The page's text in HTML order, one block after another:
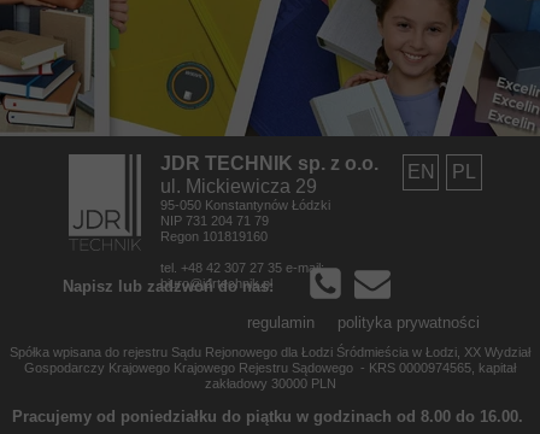
regulamin polityka prywatności
Napisz lub zadzwoń do nas:
EN PL
Spółka wpisana do rejestru Sądu Rejonowego dla Łodzi Śródmieścia w Łodzi, XX Wydział
Gospodarczy Krajowego Krajowego Rejestru Sądowego - KRS 0000974565, kapitał
zakładowy 30000 PLN
Pracujemy od poniedziałku do piątku w godzinach od 8.00 do 16.00.
JDR TECHNIK sp. z o.o.
ul. Mickiewicza 29
95-050 Konstantynów Łódzki
NIP 731 204 71 79
Regon 101819160
tel. +48 42 307 27 35 e-mail:
biuro@jdrtechnik.pl